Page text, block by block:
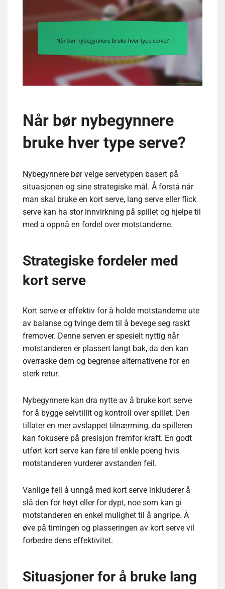
Når bør nybegynnere
bruke hver type serve?
Nybegynnere bør velge servetypen basert på
situasjonen og sine strategiske mål. Å forstå når
man skal bruke en kort serve, lang serve eller flick
serve kan ha stor innvirkning på spillet og hjelpe til
med å oppnå en fordel over motstanderne.
Strategiske fordeler med
kort serve
Kort serve er effektiv for å holde motstanderne ute
av balanse og tvinge dem til å bevege seg raskt
fremover. Denne serven er spesielt nyttig når
motstanderen er plassert langt bak, da den kan
overraske dem og begrense alternativene for en
sterk retur.
Nybegynnere kan dra nytte av å bruke kort serve
for å bygge selvtillit og kontroll over spillet. Den
tillater en mer avslappet tilnærming, da spilleren
kan fokusere på presisjon fremfor kraft. En godt
utført kort serve kan føre til enkle poeng hvis
motstanderen vurderer avstanden feil.
Vanlige feil å unngå med kort serve inkluderer å
slå den for høyt eller for dypt, noe som kan gi
motstanderen en enkel mulighet til å angripe. Å
øve på timingen og plasseringen av kort serve vil
forbedre dens effektivitet.
Situasjoner for å bruke lang